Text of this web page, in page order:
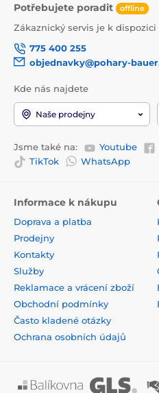
Potřebujete poradit offline
Zákaznický servis je k dispozici
775 400 255
objednavky@pohary-
Kde nás najdete
Naše prodejny
Jsme také na: Youtube
TikTok
WhatsApp
Informace k nákupu
Doprava a platba
Prodejny
Kontakty
Služby
Reklamace a vrácení zboží
Obchodní podmínky
Často kladené otázky
Ochrana osobních údajů